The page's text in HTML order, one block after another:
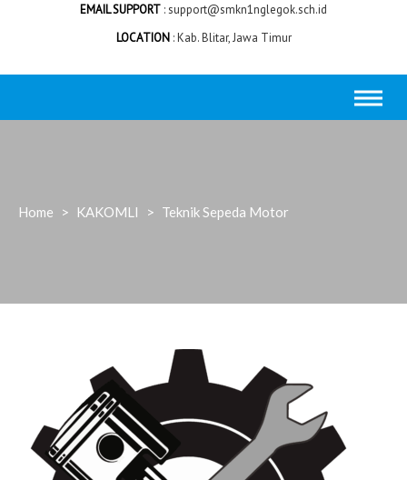
EMAIL SUPPORT support@smkn1nglegok.sch.id
LOCATION Kab. Blitar, Jawa Timur
Home > KAKOMLI > Teknik Sepeda Motor